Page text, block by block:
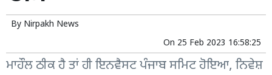
By Nirpakh News
On 25 Feb 2023 16:58:25
ਮਾਹੌਲ ਠੀਕ ਹੈ ਤਾਂ ਹੀ ਇਨਵੈਸਟ ਪੰਜਾਬ ਸਮਿਟ ਹੋਇਆ, ਨਿਵੇਸ਼